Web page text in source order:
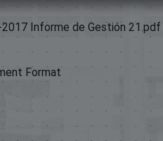
Informe de Gestión 21.pdf
Format